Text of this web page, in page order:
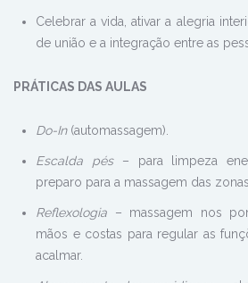
Celebrar a vida, ativar a alegria
de união e a integração entre as
PRÁTICAS DAS AULAS
Do-In(automassagem).
Escalda pés– para limpeza
preparo para a massagem das
Reflexologia – massagem nos
mãos e costas para regular as
acalmar.